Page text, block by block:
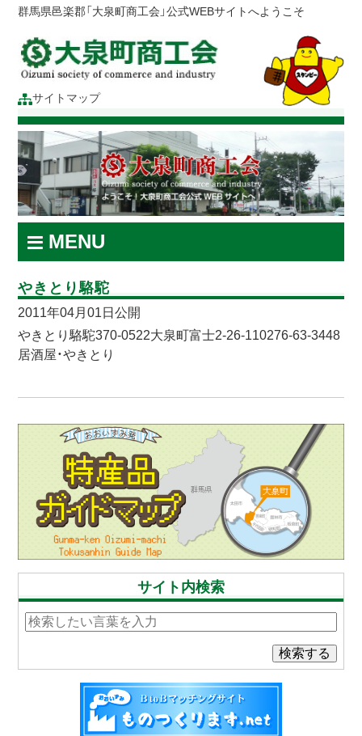
群馬県邑楽郡「大泉町商工会」公式WEBサイトへようこそ
サイトマップ
MENU
やきとり駱駝
2011年04月01日公開
やきとり駱駝370-0522大泉町富士2-26-110276-63-3448
居酒屋・やきとり
サイト内検索
検索する